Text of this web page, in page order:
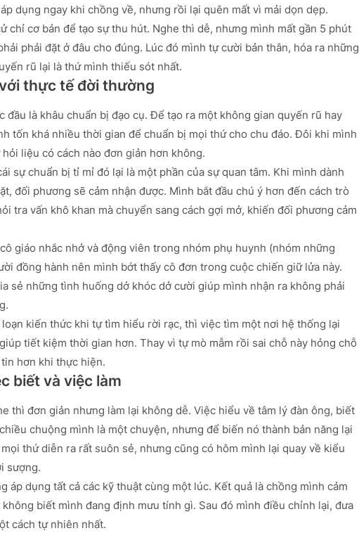
dụng ngay khi chồng về, nhưng rồi lại quên mất vì mải dọn dẹp.
chỉ cơ bản để tạo sự thu hút. Nghe thì dễ, nhưng mình mất gần 5 phút
phải đặt ở đâu cho đúng. Lúc đó mình tự cười bản thân, hóa ra những
rũ lại là thứ mình thiếu sót nhất.
thực tế đời thường
đầu là khâu chuẩn bị đạo cụ. Để tạo ra một không gian quyến rũ hay
tốn khá nhiều thời gian để chuẩn bị mọi thứ cho chu đáo. Đôi khi mình
liệu có cách nào đơn giản hơn không.
sự chuẩn bị tỉ mỉ đó lại là một phần của sự quan tâm. Khi mình dành
đối phương sẽ cảm nhận được. Mình bắt đầu chú ý hơn đến cách trò
tra vấn khô khan mà chuyển sang cách gợi mở, khiến đối phương cảm
giáo nhắc nhở và động viên trong nhóm phụ huynh (nhóm những
đồng hành nên mình bớt thấy cô đơn trong cuộc chiến giữ lửa này.
sẻ những tình huống dở khóc dở cười giúp mình nhận ra không phải
kiến thức khi tự tìm hiểu rời rạc, thì việc tìm một nơi hệ thống lại
tiết kiệm thời gian hơn. Thay vì tự mò mẫm rồi sai chỗ này hỏng chỗ
hơn khi thực hiện.
biết và việc làm
thì đơn giản nhưng làm lại không dễ. Việc hiểu về tâm lý đàn ông, biết
chuộng mình là một chuyện, nhưng để biến nó thành bản năng lại
thứ diễn ra rất suôn sẻ, nhưng cũng có hôm mình lại quay về kiểu
sượng.
áp dụng tất cả các kỹ thuật cùng một lúc. Kết quả là chồng mình cảm
biết mình đang định mưu tính gì. Sau đó mình điều chỉnh lại, đưa
cách tự nhiên nhất.